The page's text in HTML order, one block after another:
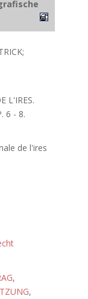
L'IRES.
6 - 8.
de l'ires
,
,